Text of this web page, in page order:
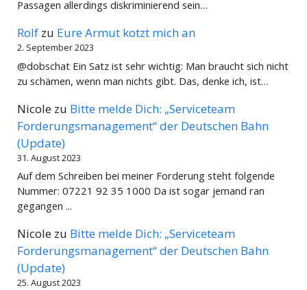
Passagen allerdings diskriminierend sein…
Rolf zu Eure Armut kotzt mich an
2. September 2023
@dobschat Ein Satz ist sehr wichtig: Man braucht sich nicht
zu schämen, wenn man nichts gibt. Das, denke ich, ist…
Nicole zu Bitte melde Dich: „Serviceteam
Forderungsmanagement“ der Deutschen Bahn
(Update)
31. August 2023
Auf dem Schreiben bei meiner Forderung steht folgende
Nummer: 07221 92 35 1000 Da ist sogar jemand ran
gegangen ...
Nicole zu Bitte melde Dich: „Serviceteam
Forderungsmanagement“ der Deutschen Bahn
(Update)
25. August 2023